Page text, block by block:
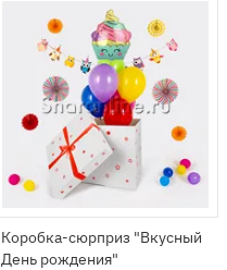
Коробка-сюрприз "Вкусный
День рождения"